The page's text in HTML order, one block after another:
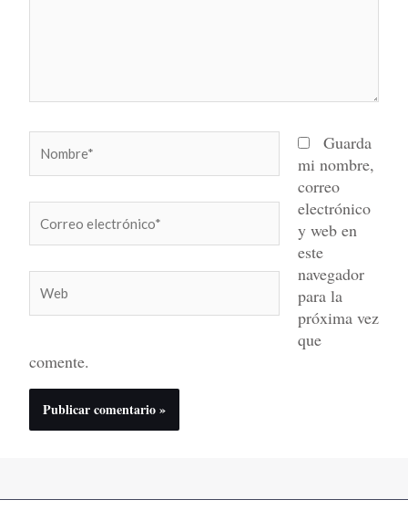
electrónico*
Guarda
mi nombre,
correo
electrónico
y web en
este
navegador
para la
próxima vez
que
comente.